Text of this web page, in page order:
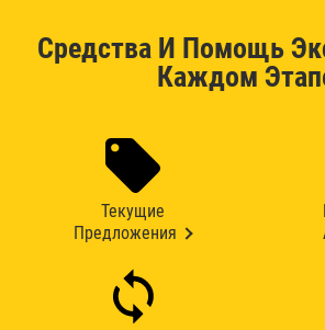
Средства И Помощь
Каждом
Текущие
Предложения